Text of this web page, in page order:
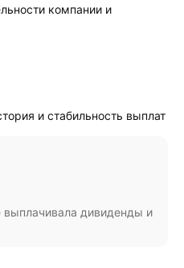
компании и
и стабильность выплат
выплачивала дивиденды и